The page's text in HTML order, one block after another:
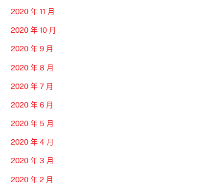
2020 年 11 月
2020 年 10 月
2020 年 9 月
2020 年 8 月
2020 年 7 月
2020 年 6 月
2020 年 5 月
2020 年 4 月
2020 年 3 月
2020 年 2 月